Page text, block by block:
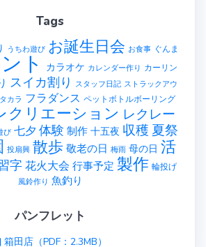
イ
Tags
うちわ遊び お誕生日会 お食事 ぐんま
ト カラオケ カレンダー作り カーリン
スイカ割り スタッフ日記 ストラックアウ
カラ フラダンス ペットボトルボーリング
クリエーション レクレー
び 七夕 体験 制作 十五夜 収穫 夏祭
投扇興 散歩敬老の日 梅雨 母の日 活
字花火大会 行事予定 製作 輪投げ
風鈴作り 魚釣り
パンフレット
箱田店（PDF：2.3MB）